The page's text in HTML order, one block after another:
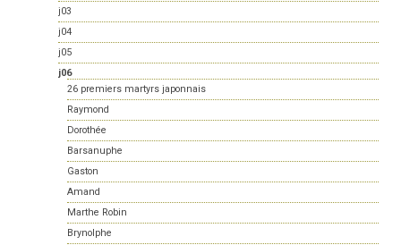
j03
j04
j05
j06
26 premiers martyrs japonnais
Raymond
Dorothée
Barsanuphe
Gaston
Amand
Marthe Robin
Brynolphe